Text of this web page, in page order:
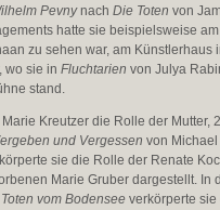
Pevnynach Die Toten von
hatte sie beispielsweise
zu sehen war, am Künstlerhaus
wo sie in Fluchtarien von Julya
stand.
Kreutzer die Rolle der Mutter,
und Vergessen von
sie die Rolle der Renate
Marie Gruber dargestellt. In
vom Bodenseeverkörperte sie